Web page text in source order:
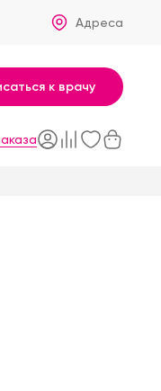
Адреса
к врачу